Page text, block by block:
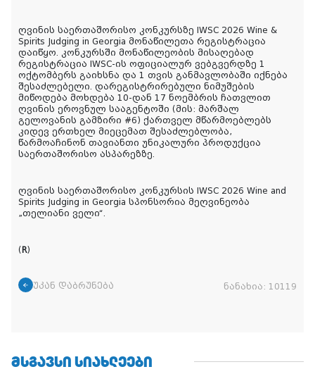
ღვინის საერთაშორისო კონკურსზე IWSC 2026 Wine &
Spirits Judging in Georgia მონაწილეთა რეგისტრაცია
დაიწყო. კონკურსში მონაწილეობის მისაღებად
რეგისტრაცია IWSC-ის ოფიციალურ ვებგვერდზე 1
ოქტომბერს გაიხსნა და 1 თვის განმავლობაში იქნება
შესაძლებელი. დარეგისტრირებული ნიმუშების
მიწოდება მოხდება 10-დან 17 ნოემბრის ჩათვლით
ღვინის ეროვნულ სააგენტოში (მის: მარშალ
გელოვანის გამზირი #6) ქართველ მწარმოებლებს
კიდევ ერთხელ მიეცემათ შესაძლებლობა,
წარმოაჩინონ თავიანთი უნიკალური პროდუქცია
საერთაშორისო ასპარეზზე.
ღვინის საერთაშორისო კონკურსის IWSC 2026 Wine and
Spirits Judging in Georgia სპონსორია მეღვინეობა
„თელიანი ველი“.
( R)
უკან დაბრუნება ნანახია: 10119
ᲛᲡᲒᲐᲕᲡᲘ ᲡᲘᲐᲮᲚᲔᲔᲑᲘ